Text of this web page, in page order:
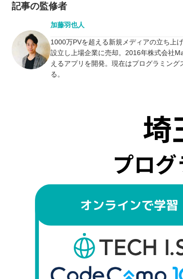
記事の監修者
加藤羽也人
1000万PVを超える新規メディアの立ち上
設立し上場企業に売却。2016年株式会社
えるアプリを開発。現在はプログラミン
る。